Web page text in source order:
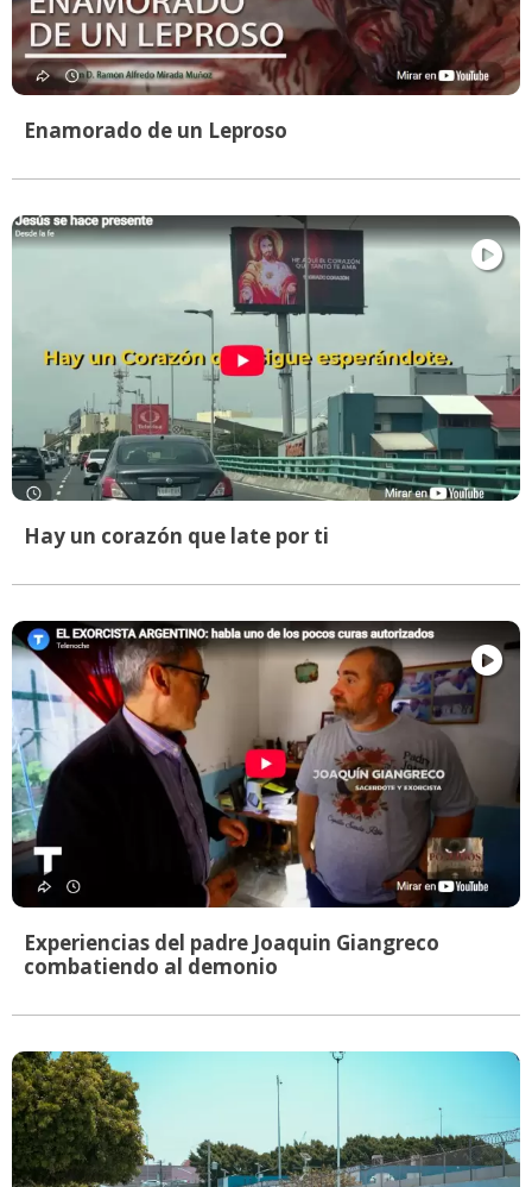
Enamorado de un Leproso
Hay un corazón que late por ti
Experiencias del padre Joaquin Giangreco
combatiendo al demonio